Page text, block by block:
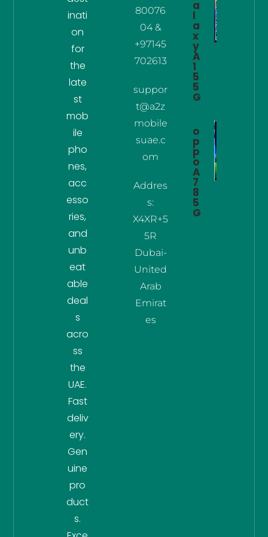
inati
on
for
the
late
st
mob
ile
pho
nes,
acc
esso
ries,
and
unb
eat
able
deal
s
acro
ss
the
UAE.
Fast
deliv
ery.
Gen
uine
pro
duct
s.
80076
04 &
+97145
702613
suppor
t@a2z
mobile
suae.c
om
Addres
s:
X4XR+5
5R
Dubai-
United
Arab
Emirat
es
a
l
a
x
y
A
1
5
5
G
o
p
p
o
A
7
8
5
G